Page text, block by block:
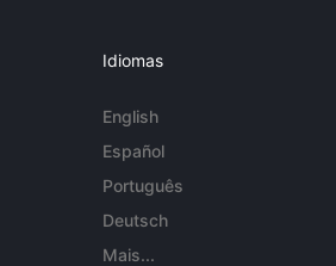
Idiomas
English
Español
Português
Deutsch
Mais...